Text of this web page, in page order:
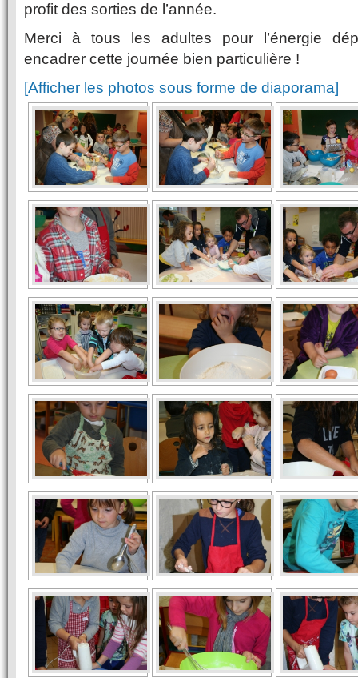
profit des sorties de l’année.
Merci à tous les adultes pour l’énergie
encadrer cette journée bien particulière !
[Afficher les photos sous forme de diaporama]